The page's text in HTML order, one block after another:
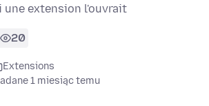
une extension l'ouvrait
20
Extensions
1 miesiąc temu